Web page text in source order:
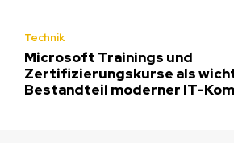
Technik
Microsoft Trainings und
Zertifizierungskurse als
Bestandteil moderner IT-